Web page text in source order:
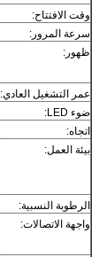
وقت الافتتاح:
سرعة المرور:
ظهور:
عمر التشغيل العادي:
ضوء LED:
اتجاه:
بيئة العمل:
الرطوبة النسبية:
واجهة الاتصالات: